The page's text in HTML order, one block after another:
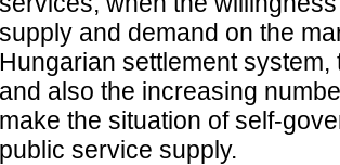
supply and demand on the
Hungarian settlement
and also the increasing
make the situation of self-
public service supply.